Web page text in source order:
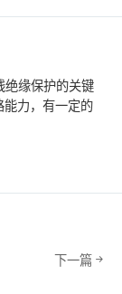
绝缘保护的关键
能力，有一定的
下一篇